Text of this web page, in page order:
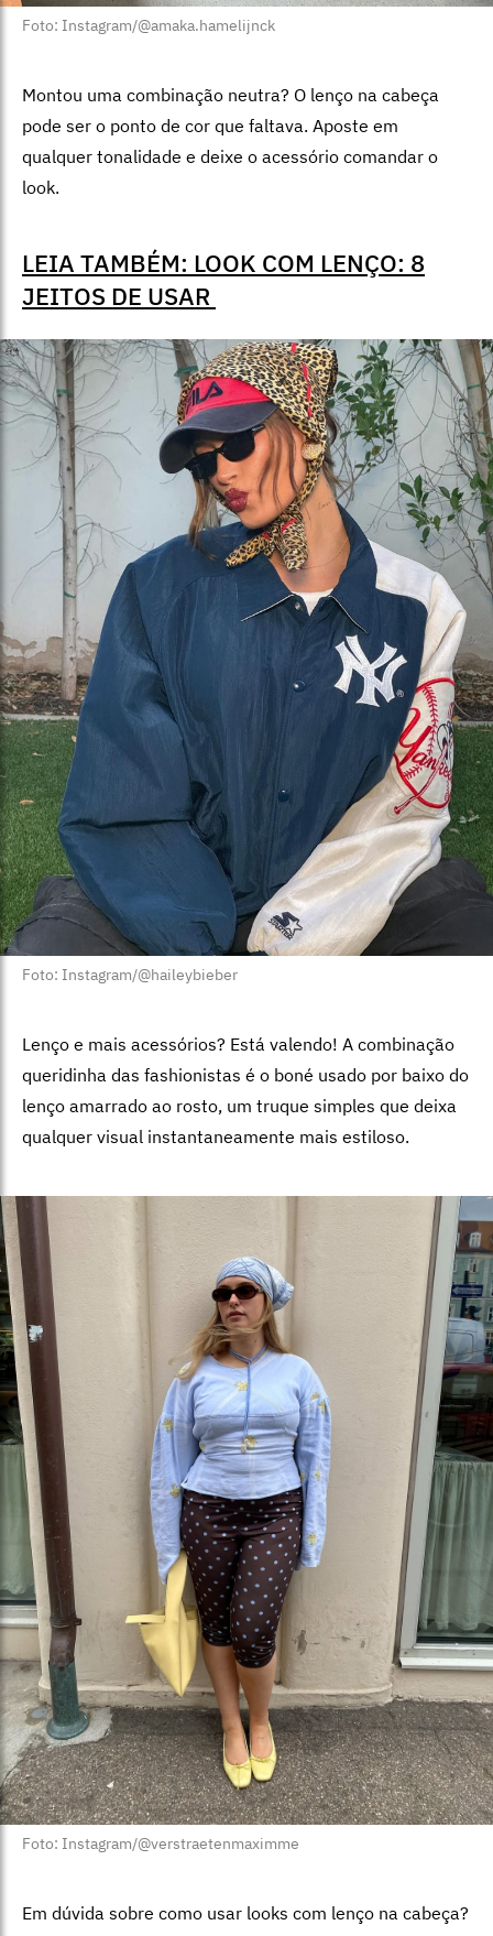
Foto: Instagram/@amaka.hamelijnck
Montou uma combinação neutra? O lenço na cabeça
pode ser o ponto de cor que faltava. Aposte em
qualquer tonalidade e deixe o acessório comandar o
look.
LEIA TAMBÉM: LOOK COM LENÇO: 8
JEITOS DE USAR
Foto: Instagram/@haileybieber
Lenço e mais acessórios? Está valendo! A combinação
queridinha das fashionistas é o boné usado por baixo do
lenço amarrado ao rosto, um truque simples que deixa
qualquer visual instantaneamente mais estiloso.
Foto: Instagram/@verstraetenmaximme
Em dúvida sobre como usar looks com lenço na cabeça?